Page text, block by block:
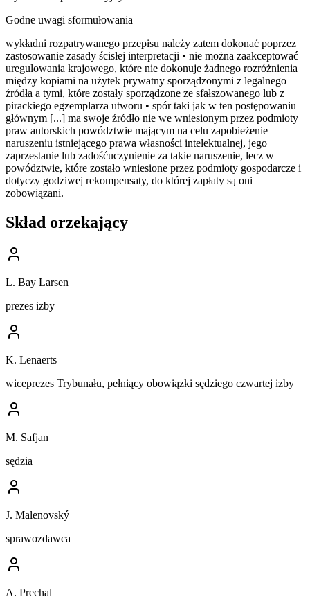
Godne uwagi sformułowania
wykładni rozpatrywanego przepisu należy zatem dokonać poprzez
zastosowanie zasady ścisłej interpretacji • nie można zaakceptować
uregulowania krajowego, które nie dokonuje żadnego rozróżnienia
między kopiami na użytek prywatny sporządzonymi z legalnego
źródła a tymi, które zostały sporządzone ze sfałszowanego lub z
pirackiego egzemplarza utworu • spór taki jak w ten postępowaniu
głównym [...] ma swoje źródło nie we wniesionym przez podmioty
praw autorskich powództwie mającym na celu zapobieżenie
naruszeniu istniejącego prawa własności intelektualnej, jego
zaprzestanie lub zadośćuczynienie za takie naruszenie, lecz w
powództwie, które zostało wniesione przez podmioty gospodarcze i
dotyczy godziwej rekompensaty, do której zapłaty są oni
zobowiązani.
Skład orzekający
L. Bay Larsen
prezes izby
K. Lenaerts
wiceprezes Trybunału, pełniący obowiązki sędziego czwartej izby
M. Safjan
sędzia
J. Malenovský
sprawozdawca
A. Prechal